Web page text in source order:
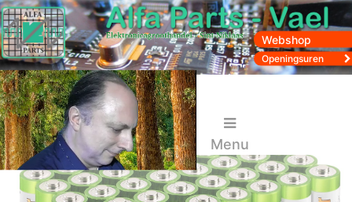
Webshop
Openingsuren
Menu